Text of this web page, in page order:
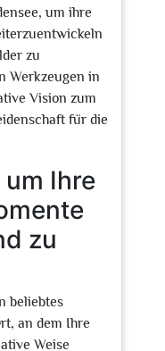
um ihre
zu
Werkzeugen in
Vision zum
für die
Ihre
zu
beliebtes
an dem Ihre
Weise